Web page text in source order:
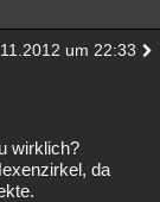
um 22:33
wirklich?
da